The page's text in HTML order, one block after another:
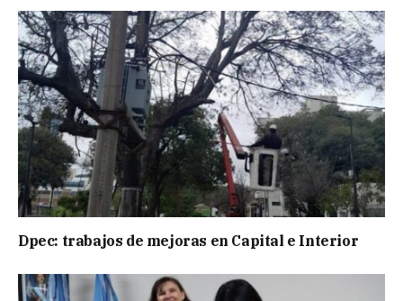
Dpec: trabajos de mejoras en Capital e Interior